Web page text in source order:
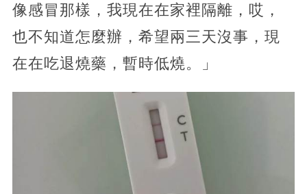
像感冒那樣，我現在在家裡隔離，哎，
也不知道怎麼辦，希望兩三天沒事，現
在在吃退燒藥，暫時低燒。」